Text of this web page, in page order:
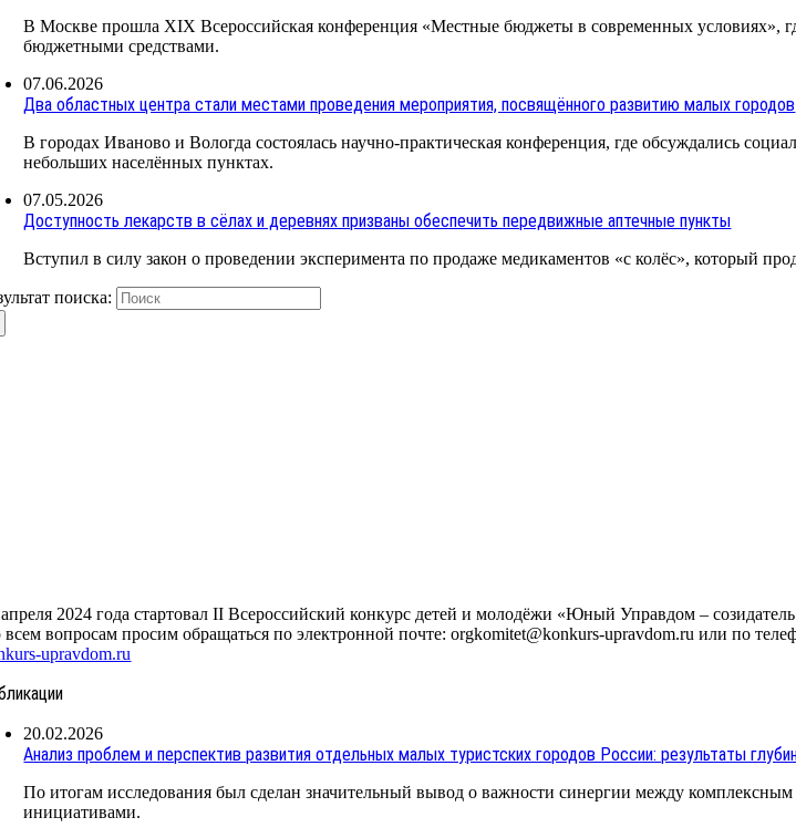
В Москве прошла XIX Всероссийская конференция «Местные бюджеты в современных условиях»,
бюджетными средствами.
07.06.2026
Два областных центра стали местами проведения мероприятия, посвящённого развитию малых городов
В городах Иваново и Вологда состоялась научно-практическая конференция, где обсуждались
небольших населённых пунктах.
07.05.2026
Доступность лекарств в сёлах и деревнях призваны обеспечить передвижные аптечные пункты
Вступил в силу закон о проведении эксперимента по продаже медикаментов «с колёс», который
поиска:
2024 года стартовал II Всероссийский конкурс детей и молодёжи «Юный Управдом –
вопросам просим обращаться по электронной почте: orgkomitet@konkurs-upravdom.ru или по
upravdom.ru
20.02.2026
Анализ проблем и перспектив развития отдельных малых туристских городов России: результаты
По итогам исследования был сделан значительный вывод о важности синергии между
инициативами.